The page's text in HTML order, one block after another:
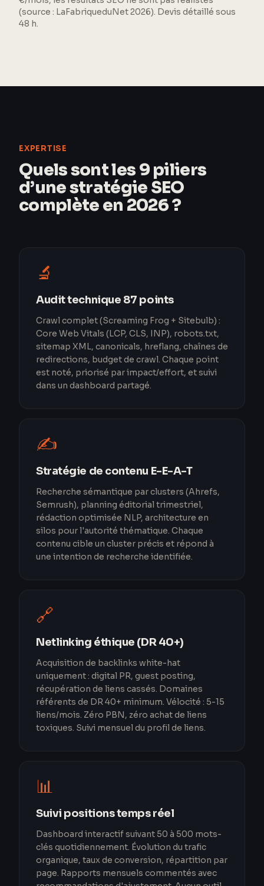
(source : LaFabriqueduNet 2026). Devis détaillé sous
48 h.
EXPERTISE
Quels sont les 9 piliers
d’une stratégie SEO
complète en 2026 ?
🔬
Audit technique 87 points
Crawl complet (Screaming Frog + Sitebulb) :
Core Web Vitals (LCP, CLS, INP), robots.txt,
sitemap XML, canonicals, hreflang, chaînes de
redirections, budget de crawl. Chaque point
est noté, priorisé par impact/effort, et suivi
dans un dashboard partagé.
✍️
Stratégie de contenu E-E-A-T
Recherche sémantique par clusters (Ahrefs,
Semrush), planning éditorial trimestriel,
rédaction optimisée NLP, architecture en
silos pour l'autorité thématique. Chaque
contenu cible un cluster précis et répond à
une intention de recherche identifiée.
🔗
Netlinking éthique (DR 40+)
Acquisition de backlinks white-hat
uniquement : digital PR, guest posting,
récupération de liens cassés. Domaines
référents de DR 40+ minimum. Vélocité : 5-15
liens/mois. Zéro PBN, zéro achat de liens
toxiques. Suivi mensuel du profil de liens.
📊
Suivi positions temps réel
Dashboard interactif suivant 50 à 500 mots-
clés quotidiennement. Évolution du trafic
organique, taux de conversion, répartition par
page. Rapports mensuels commentés avec